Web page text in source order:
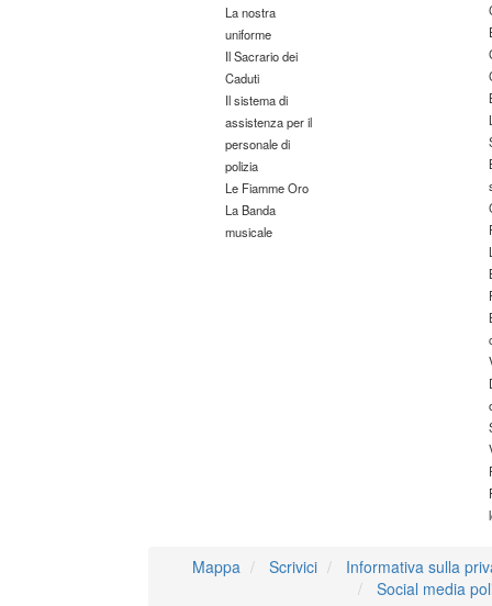
La nostra
uniforme
Il Sacrario dei
Caduti
Il sistema di
assistenza per il
personale di
polizia
Le Fiamme Oro
La Banda
musicale
Mappa Scrivici
Informativa sulla
Social media